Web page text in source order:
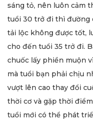
sáng tỏ, nên luôn cảm
tuổi 30 trở đi thì đường
tải lộc không được tốt,
cho đến tuổi 35 trở đi.
chuốc lấy phiền muộn
mà tuổi bạn phải chịu
vượt lên cao thay đổi
thời cơ và gặp thời
tuổi mới có thể phát